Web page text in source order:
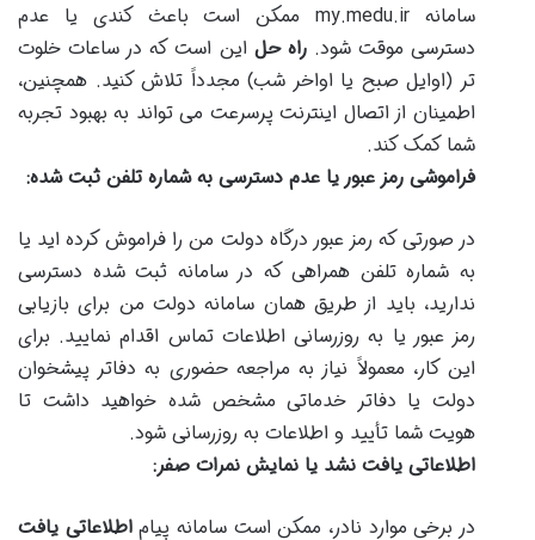
سامانه my.medu.ir ممکن است باعث کندی یا عدم
دسترسی موقت شود.راه حل این است که در ساعات خلوت
تر (اوایل صبح یا اواخر شب) مجدداً تلاش کنید. همچنین،
اطمینان از اتصال اینترنت پرسرعت می تواند به بهبود تجربه
شما کمک کند.
فراموشی رمز عبور یا عدم دسترسی به شماره تلفن ثبت شده:
در صورتی که رمز عبور درگاه دولت من را فراموش کرده اید یا
به شماره تلفن همراهی که در سامانه ثبت شده دسترسی
ندارید، باید از طریق همان سامانه دولت من برای بازیابی
رمز عبور یا به روزرسانی اطلاعات تماس اقدام نمایید. برای
این کار، معمولاً نیاز به مراجعه حضوری به دفاتر پیشخوان
دولت یا دفاتر خدماتی مشخص شده خواهید داشت تا
هویت شما تأیید و اطلاعات به روزرسانی شود.
اطلاعاتی یافت نشد یا نمایش نمرات صفر:
در برخی موارد نادر، ممکن است سامانه پیاماطلاعاتی یافت